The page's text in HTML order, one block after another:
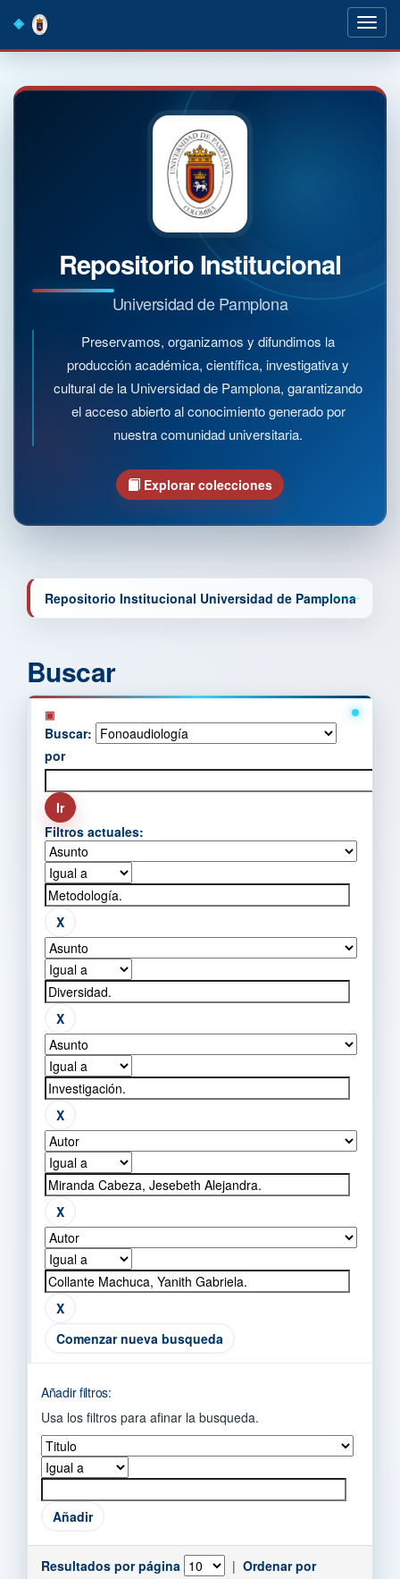
navigation
Repositorio Institucional
Universidad de Pamplona
Preservamos, organizamos y difundimos la
producción académica, científica, investigativa y
cultural de la Universidad de Pamplona, garantizando
el acceso abierto al conocimiento generado por
nuestra comunidad universitaria.
Explorar colecciones
Repositorio Institucional Universidad de Pamplona
Buscar
Buscar:
por
Filtros actuales:
Comenzar nueva busqueda
Añadir filtros:
Usa los filtros para afinar la busqueda.
Resultados por página | Ordenar por